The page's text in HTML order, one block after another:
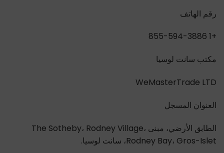
رقم الهاتف
+1 855-594-3886
مكتب سانت لوسيا
WeMasterTrade LTD
العنوان المسجل
الطابق الأرضي، مبنى The Sotheby، Rodney Village،
Rodney Bay، Gros-Islet، سانت لوسيا.